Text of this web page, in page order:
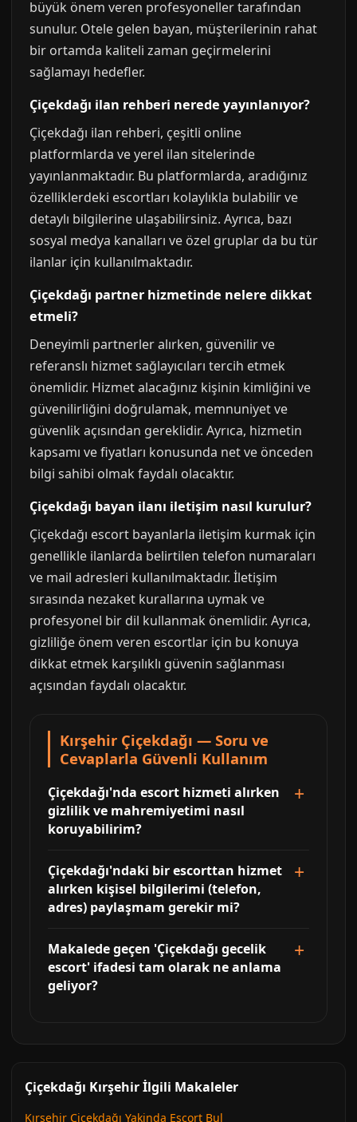
büyük önem veren profesyoneller tarafından
sunulur. Otele gelen bayan, müşterilerinin rahat
bir ortamda kaliteli zaman geçirmelerini
sağlamayı hedefler.
Çiçekdağı ilan rehberi nerede yayınlanıyor?
Çiçekdağı ilan rehberi, çeşitli online
platformlarda ve yerel ilan sitelerinde
yayınlanmaktadır. Bu platformlarda, aradığınız
özelliklerdeki escortları kolaylıkla bulabilir ve
detaylı bilgilerine ulaşabilirsiniz. Ayrıca, bazı
sosyal medya kanalları ve özel gruplar da bu tür
ilanlar için kullanılmaktadır.
Çiçekdağı partner hizmetinde nelere dikkat
etmeli?
Deneyimli partnerler alırken, güvenilir ve
referanslı hizmet sağlayıcıları tercih etmek
önemlidir. Hizmet alacağınız kişinin kimliğini ve
güvenilirliğini doğrulamak, memnuniyet ve
güvenlik açısından gereklidir. Ayrıca, hizmetin
kapsamı ve fiyatları konusunda net ve önceden
bilgi sahibi olmak faydalı olacaktır.
Çiçekdağı bayan ilanı iletişim nasıl kurulur?
Çiçekdağı escort bayanlarla iletişim kurmak için
genellikle ilanlarda belirtilen telefon numaraları
ve mail adresleri kullanılmaktadır. İletişim
sırasında nezaket kurallarına uymak ve
profesyonel bir dil kullanmak önemlidir. Ayrıca,
gizliliğe önem veren escortlar için bu konuya
dikkat etmek karşılıklı güvenin sağlanması
açısından faydalı olacaktır.
Kırşehir Çiçekdağı — Soru ve
Cevaplarla Güvenli Kullanım
Çiçekdağı'nda escort hizmeti alırken
gizlilik ve mahremiyetimi nasıl
koruyabilirim?
Çiçekdağı'ndaki bir escorttan hizmet
alırken kişisel bilgilerimi (telefon,
adres) paylaşmam gerekir mi?
Makalede geçen 'Çiçekdağı gecelik
escort' ifadesi tam olarak ne anlama
geliyor?
Çiçekdağı Kırşehir İlgili Makaleler
Kırşehir Çiçekdağı Yakinda Escort Bul